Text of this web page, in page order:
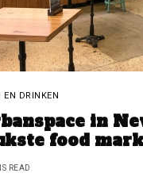
EN DRINKEN
in
food
READ